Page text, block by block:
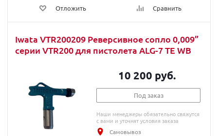
Отложить Сравнить
Iwata VTR200209 Реверсивное сопло 0,009”
серии VTR200 для пистолета ALG-7 TE WB
10 200 руб.
Под заказ
Наши менеджеры обязательно свяжутся
с вами и уточнят условия заказа
Самовывоз